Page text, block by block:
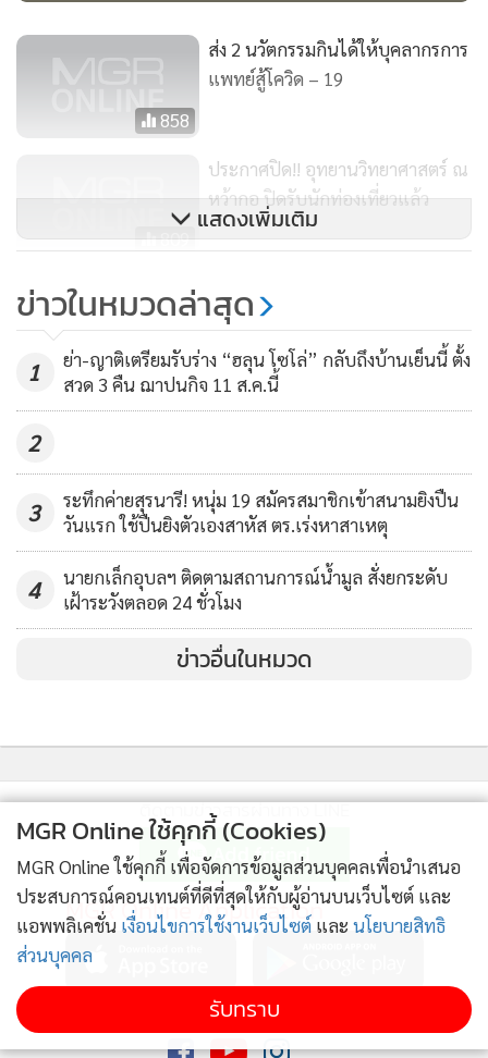
วิด-19 การพลิกวิกฤตให้เป็นโอกาสถือเป็นกลยุทธ์สำคัญในการ
ปรับตัวท่ามกลางการเปลี่ยนแปลง บริษัท อิสานสตูดิโอ จำกัด
เป็นบริษัทสตาร์ทอัพท้องถิ่นที่สร้างแพลตฟอร์มตอบโจทย์
เลขานุการคณะกรรมการส่งเสริมกิจการอุทยานวิทยาศาสตร์
(สอว.) กระทรวงการอุดมศึกษา วิทยาศาสตร์ วิจัยและนวัตกรรม
(อว.)
ผ่านกลไกอุทยานวิทยาศาสตร์ มหาวิทยาลัยขอนแก่น โดยการให้
บริการพื้นที่ Fixed Desk Co-Working Space พื้นที่สำหรับ
ข้อมูลการให้บริการ โทร. 09-5197-8178 Website:
www.kkdinovery.com หรือ Facebook Fanpage:Dinovery
858
ส่ง 2 นวัตกรรมกินได้ให้บุคลากรการ
แพทย์สู้โควิด – 19
809
ประกาศปิด!! อุทยานวิทยาศาสตร์ ณ
หว้ากอ ปิดรับนักท่องเที่ยวแล้ว
221
สู่ความสำเร็จในองค์กร
แสดงเพิ่มเติม
ข่าวในหมวดล่าสุด
1
ย่า-ญาติเตรียมรับร่าง “ฮลุน โซโล่” กลับถึงบ้านเย็นนี้ ตั้ง
สวด 3 คืน ฌาปนกิจ 11 ส.ค.นี้
2
3
ระทึกค่ายสุรนารี! หนุ่ม 19 สมัครสมาชิกเข้าสนามยิงปืน
วันแรก ใช้ปืนยิงตัวเองสาหัส ตร.เร่งหาสาเหตุ
4
นายกเล็กอุบลฯ ติดตามสถานการณ์น้ำมูล สั่งยกระดับ
เฝ้าระวังตลอด 24 ชั่วโมง
ข่าวอื่นในหมวด
ติดตามข่าวสารผ่านทาง LINE
MGR Online Application
ติดตาม MGR Online
MGR Online ใช้คุกกี้ (Cookies)
MGR Online ใช้คุกกี้ เพื่อจัดการข้อมูลส่วนบุคคลเพื่อนำเสนอ
ประสบการณ์คอนเทนต์ที่ดีที่สุดให้กับผู้อ่านบนเว็บไซต์ และ
แอพพลิเคชั่น เงื่อนไขการใช้งานเว็บไซต์ และ นโยบายสิทธิ
ส่วนบุคคล
รับทราบ